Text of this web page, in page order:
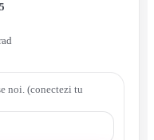
noi. (conectezi tu